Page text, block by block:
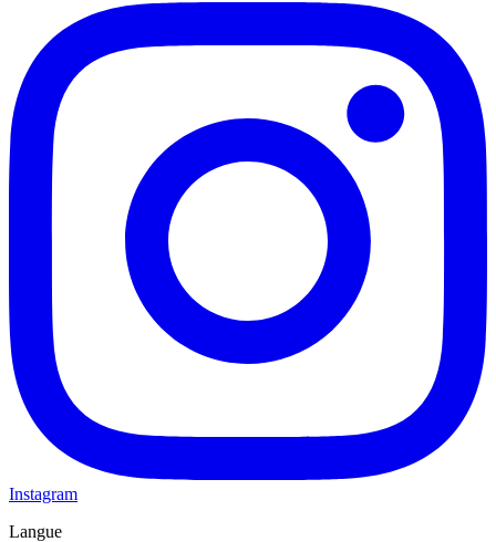
Instagram
Langue